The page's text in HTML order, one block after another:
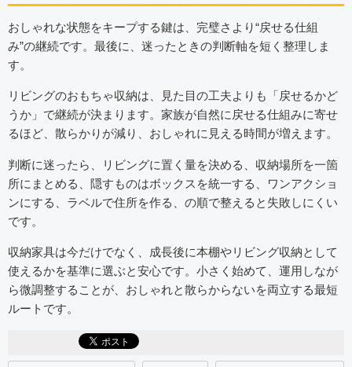
おしゃれな状態をキープする鍵は、完璧さより“戻せる仕組
み”の継続です。最後に、迷ったときの判断軸を短く整理しま
す。
リビングのおもちゃ収納は、見た目の工夫よりも「戻せるかど
うか」で継続が決まります。家族が自然に戻せる仕組みに寄せ
るほど、散らかりが減り、おしゃれに見える時間が増えます。
判断に迷ったら、リビングに置く量を決める、収納場所を一箇
所にまとめる、隠すものはボックスを統一する、ワンアクショ
ンにする、ラベルで住所を作る、の順で整えると失敗しにくい
です。
収納家具は今だけでなく、成長後に本棚やリビング収納として
使えるかを基準に選ぶと安心です。小さく始めて、運用しなが
ら微調整することが、おしゃれと散らからないを両立する最短
ルートです。